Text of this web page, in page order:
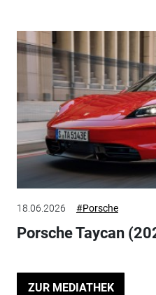
18.06.2026 #Porsche
Porsche Taycan
ZUR MEDIATHEK